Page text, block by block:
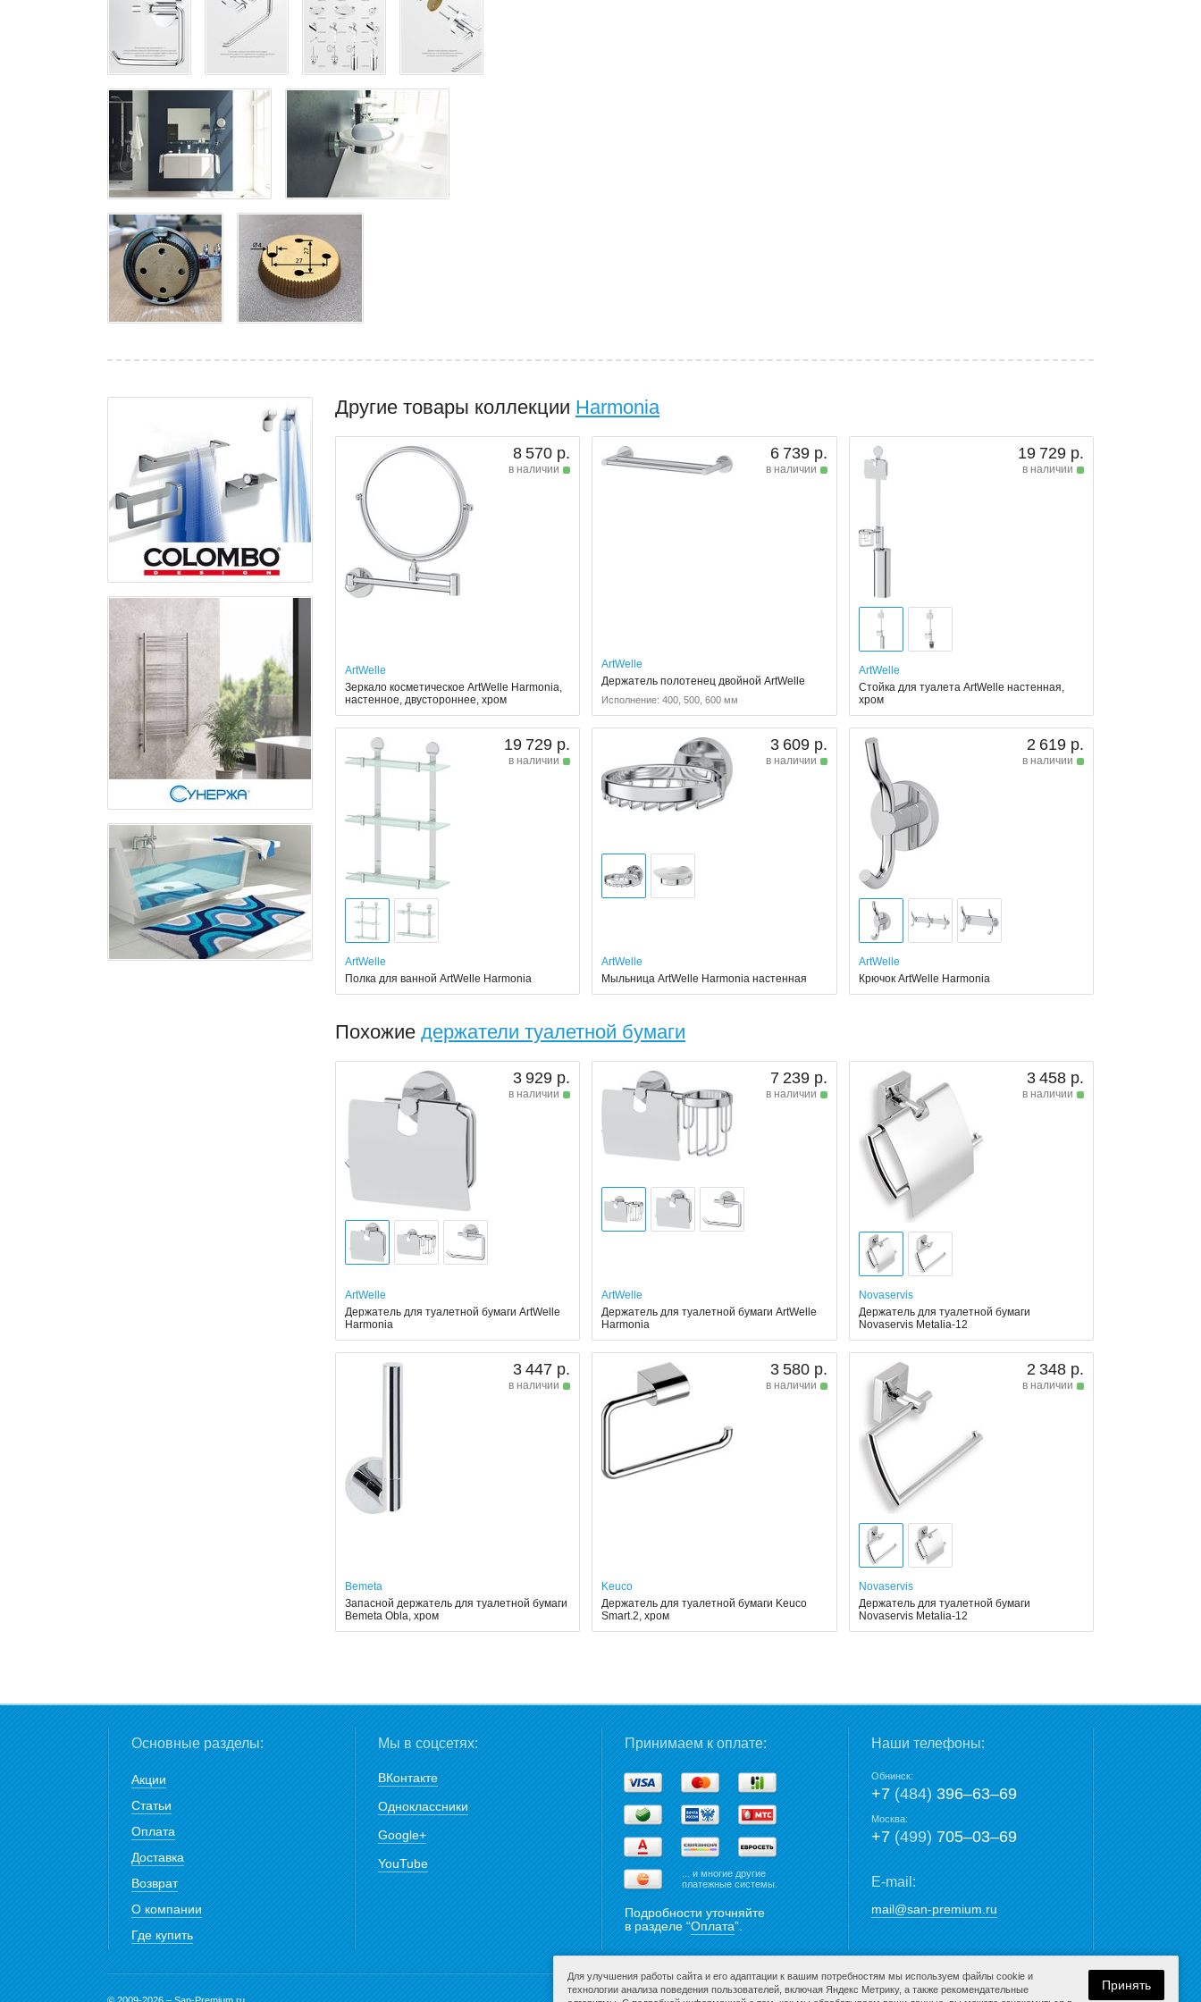
Другие товары коллекции Harmonia
8 570 р.
в наличии
ArtWelle
Зеркало косметическое ArtWelle Harmonia,
настенное, двустороннее, хром
6 739 р.
в наличии
ArtWelle
Держатель полотенец двойной ArtWelle
Исполнение: 400, 500, 600 мм
19 729 р.
в наличии
ArtWelle
Стойка для туалета ArtWelle настенная,
хром
19 729 р.
в наличии
ArtWelle
Полка для ванной ArtWelle Harmonia
3 609 р.
в наличии
ArtWelle
Мыльница ArtWelle Harmonia настенная
2 619 р.
в наличии
ArtWelle
Крючок ArtWelle Harmonia
Похожие держатели туалетной бумаги
3 929 р.
в наличии
ArtWelle
Держатель для туалетной бумаги ArtWelle
Harmonia
7 239 р.
в наличии
ArtWelle
Держатель для туалетной бумаги ArtWelle
Harmonia
3 458 р.
в наличии
Novaservis
Держатель для туалетной бумаги
Novaservis Metalia-12
3 447 р.
в наличии
Bemeta
Запасной держатель для туалетной бумаги
Bemeta Obla, хром
3 580 р.
в наличии
Keuco
Держатель для туалетной бумаги Keuco
Smart.2, хром
2 348 р.
в наличии
Novaservis
Держатель для туалетной бумаги
Novaservis Metalia-12
Основные разделы:
Акции
Статьи
Оплата
Доставка
Возврат
О компании
Где купить
Мы в соцсетях:
ВКонтакте
Одноклассники
Google+
YouTube
Принимаем к оплате:
... и многие другие
платежные системы.
Подробности уточняйте
в разделе “Оплата”.
Наши телефоны:
Обнинск:
+7(484)396‒63‒69
Москва:
+7(499)705‒03‒69
E-mail:
mail@san-premium.ru
Для улучшения работы сайта и его адаптации к вашим потребностям мы используем файлы cookie и
технологии анализа поведения пользователей, включая Яндекс Метрику, а также рекомендательные
Принять